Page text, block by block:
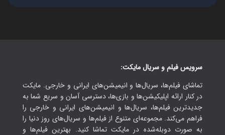
سرویس فیلم و سریال مایکت:
تماشای فیلم‌ها، سریال‌ها و انیمیشن‌های ایرانی و خارجی. مایکت
در کنار ارائه اپلیکیشن‌ها و بازی‌ها، دسترسی آسان و سریع شما به
جدیدترین فیلم‌ها، سریال‌ها و انیمیشن‌های ایرانی و خارجی را
فراهم می‌کند. مجموعه‌ای متنوع از فیلم‌ها و سریال‌های روز دنیا را
به صورت دوبله‌شده در مایکت تماشا کنید. بهترین فیلم‌ها و